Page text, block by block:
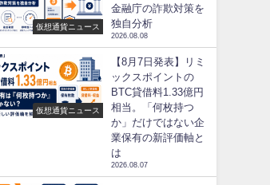
仮想通貨ニュース
金融庁の詐欺対策を
独自分析
2026.08.08
仮想通貨ニュース
【8月7日発表】リミ
ックスポイントの
BTC貸借料1.33億円
相当。「何枚持つ
か」だけではない企
業保有の新評価軸と
は
2026.08.07